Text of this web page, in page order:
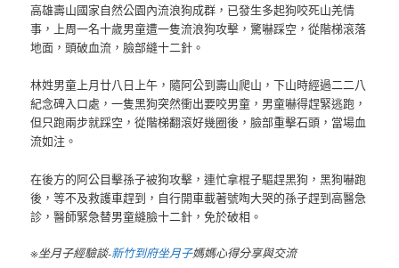
高雄壽山國家自然公園內流浪狗成群，已發生多起狗咬死山羌情
事，上周一名十歲男童遭一隻流浪狗攻擊，驚嚇踩空，從階梯滾落
地面，頭破血流，臉部縫十二針。
林姓男童上月廿八日上午，隨阿公到壽山爬山，下山時經過二二八
紀念碑入口處，一隻黑狗突然衝出要咬男童，男童嚇得趕緊逃跑，
但只跑兩步就踩空，從階梯翻滾好幾圈後，臉部重擊石頭，當場血
流如注。
在後方的阿公目擊孫子被狗攻擊，連忙拿棍子驅趕黑狗，黑狗嚇跑
後，等不及救護車趕到，自行開車載著號啕大哭的孫子趕到高醫急
診，醫師緊急替男童縫臉十二針，免於破相。
※坐月子經驗談-新竹到府坐月子媽媽心得分享與交流